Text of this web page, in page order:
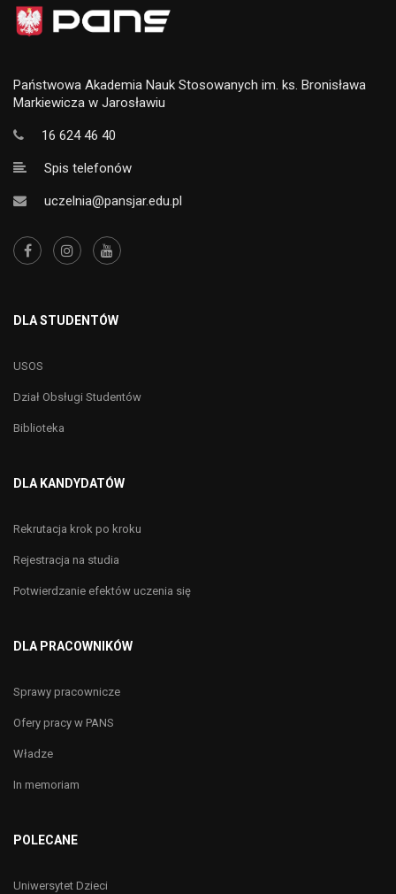
Państwowa Akademia Nauk Stosowanych im. ks. Bronisława
Markiewicza w Jarosławiu
16 624 46 40
Spis telefonów
uczelnia@pansjar.edu.pl
DLA STUDENTÓW
USOS
Dział Obsługi Studentów
Biblioteka
DLA KANDYDATÓW
Rekrutacja krok po kroku
Rejestracja na studia
Potwierdzanie efektów uczenia się
DLA PRACOWNIKÓW
Sprawy pracownicze
Ofery pracy w PANS
Władze
In memoriam
POLECANE
Uniwersytet Dzieci